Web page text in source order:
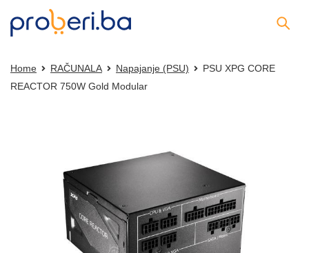
Home RAČUNALA Napajanje (PSU)
PSU XPG CORE
REACTOR 750W Gold Modular